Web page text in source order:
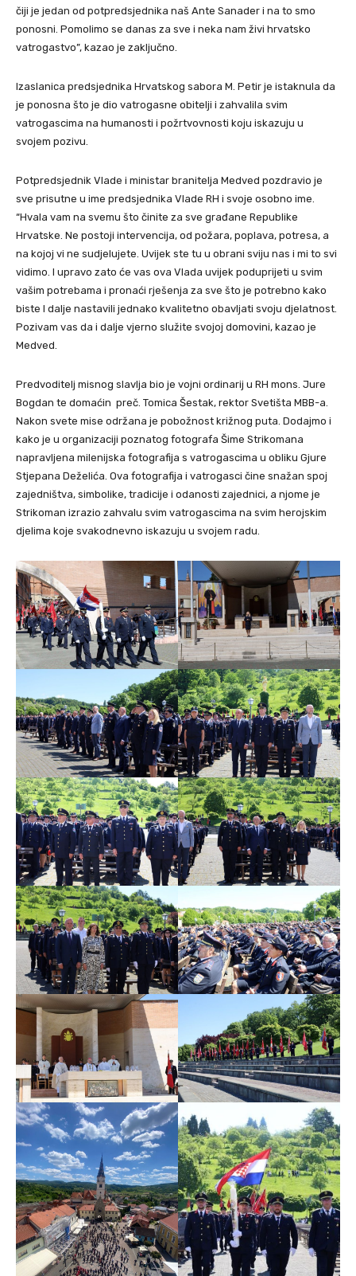
čiji je jedan od potpredsjednika naš Ante Sanader i na to smo
ponosni. Pomolimo se danas za sve i neka nam živi hrvatsko
vatrogastvo”, kazao je zaključno.
Izaslanica predsjednika Hrvatskog sabora M. Petir je istaknula da
je ponosna što je dio vatrogasne obitelji i zahvalila svim
vatrogascima na humanosti i požrtvovnosti koju iskazuju u
svojem pozivu.
Potpredsjednik Vlade i ministar branitelja Medved pozdravio je
sve prisutne u ime predsjednika Vlade RH i svoje osobno ime.
“Hvala vam na svemu što činite za sve građane Republike
Hrvatske. Ne postoji intervencija, od požara, poplava, potresa, a
na kojoj vi ne sudjelujete. Uvijek ste tu u obrani sviju nas i mi to svi
vidimo. I upravo zato će vas ova Vlada uvijek poduprijeti u svim
vašim potrebama i pronaći rješenja za sve što je potrebno kako
biste I dalje nastavili jednako kvalitetno obavljati svoju djelatnost.
Pozivam vas da i dalje vjerno služite svojoj domovini, kazao je
Medved.
Predvoditelj misnog slavlja bio je vojni ordinarij u RH mons. Jure
Bogdan te domaćin preč. Tomica Šestak, rektor Svetišta MBB-a.
Nakon svete mise održana je pobožnost križnog puta. Dodajmo i
kako je u organizaciji poznatog fotografa Šime Strikomana
napravljena milenijska fotografija s vatrogascima u obliku Gjure
Stjepana Deželića. Ova fotografija i vatrogasci čine snažan spoj
zajedništva, simbolike, tradicije i odanosti zajednici, a njome je
Strikoman izrazio zahvalu svim vatrogascima na svim herojskim
djelima koje svakodnevno iskazuju u svojem radu.